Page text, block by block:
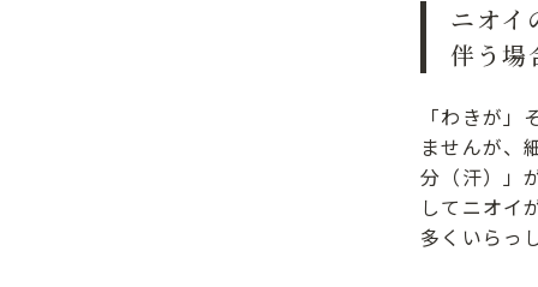
ニオイ
伴う場
「わきが
ませんが、
分（汗）」
してニオイ
多くいらっ